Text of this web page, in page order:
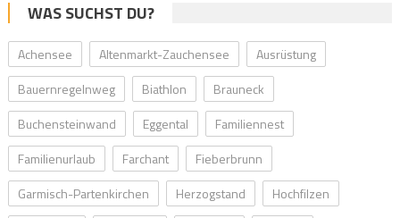
WAS SUCHST DU?
Achensee Altenmarkt-Zauchensee
Ausrüstung
Bauernregelnweg
Biathlon
Brauneck
Buchensteinwand
Eggental
Familiennest
Familienurlaub
Farchant
Fieberbrunn
Garmisch-Partenkirchen
Herzogstand
Hochfilzen